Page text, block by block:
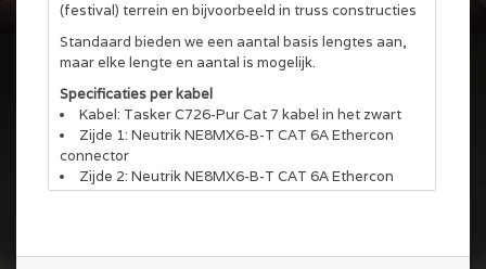
(festival) terrein en bijvoorbeeld in truss constructies
Standaard bieden we een aantal basis lengtes aan,
maar elke lengte en aantal is mogelijk.
Specificaties per kabel
Kabel: Tasker C726-Pur Cat 7 kabel in het zwart
Zijde 1: Neutrik NE8MX6-B-T CAT 6A Ethercon
connector
Zijde 2: Neutrik NE8MX6-B-T CAT 6A Ethercon
connector
Kabelbinder: Standaard voorzien van een